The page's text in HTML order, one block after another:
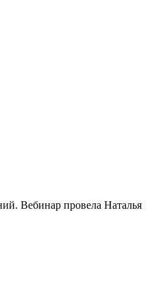
Вебинар провела Наталья